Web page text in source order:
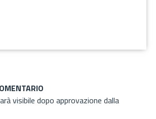
visibile dopo approvazione dalla